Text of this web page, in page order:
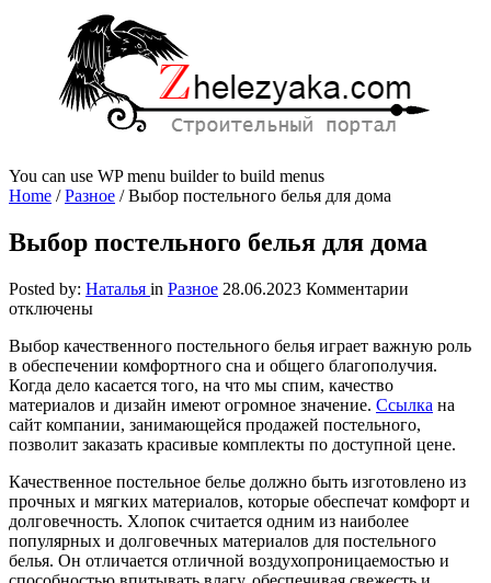
You can use WP menu builder to build menus
Home /Разное /Выбор постельного белья для дома
Выбор постельного белья для дома
Posted by: Наталья in Разное 28.06.2023 Комментарии
белья
дома
отключены
Выбор качественного постельного белья играет важную роль
в обеспечении комфортного сна и общего благополучия.
Когда дело касается того, на что мы спим, качество
материалов и дизайн имеют огромное значение. Ссылка на
сайт компании, занимающейся продажей постельного,
позволит заказать красивые комплекты по доступной цене.
Качественное постельное белье должно быть изготовлено из
прочных и мягких материалов, которые обеспечат комфорт и
долговечность. Хлопок считается одним из наиболее
популярных и долговечных материалов для постельного
белья. Он отличается отличной воздухопроницаемостью и